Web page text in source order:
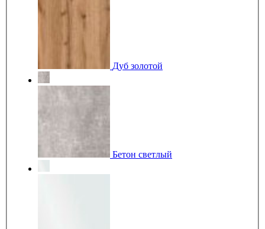
Дуб золотой
Бетон светлый